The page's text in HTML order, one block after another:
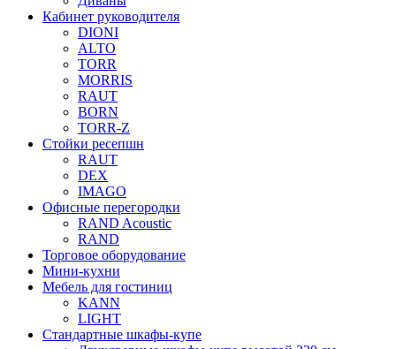
Кабинет руководителя
DIONI
ALTO
TORR
MORRIS
RAUT
BORN
TORR-Z
Стойки ресепшн
RAUT
DEX
IMAGO
Офисные перегородки
RAND Acoustic
RAND
Торговое оборудование
Мини-кухни
Мебель для гостиниц
KANN
LIGHT
Стандартные шкафы-купе